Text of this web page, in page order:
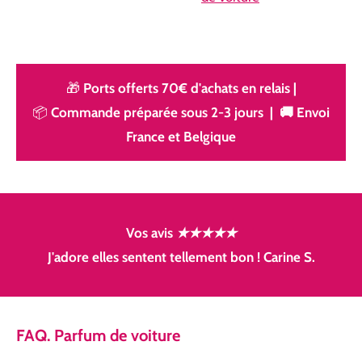
🎁 Ports offerts 70€ d'achats en relais |
📦 Commande préparée sous 2-3 jours | 🚚 Envoi
France et Belgique
Vos avis ★★★★★
J'adore elles sentent tellement bon ! Carine S.
FAQ. Parfum de voiture